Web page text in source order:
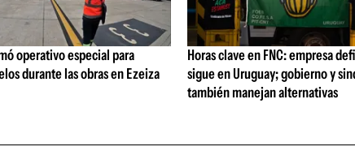
operativo especial para
durante las obras en Ezeiza
Horas clave en FNC: empresa
sigue en Uruguay; gobierno y
también manejan alternativas